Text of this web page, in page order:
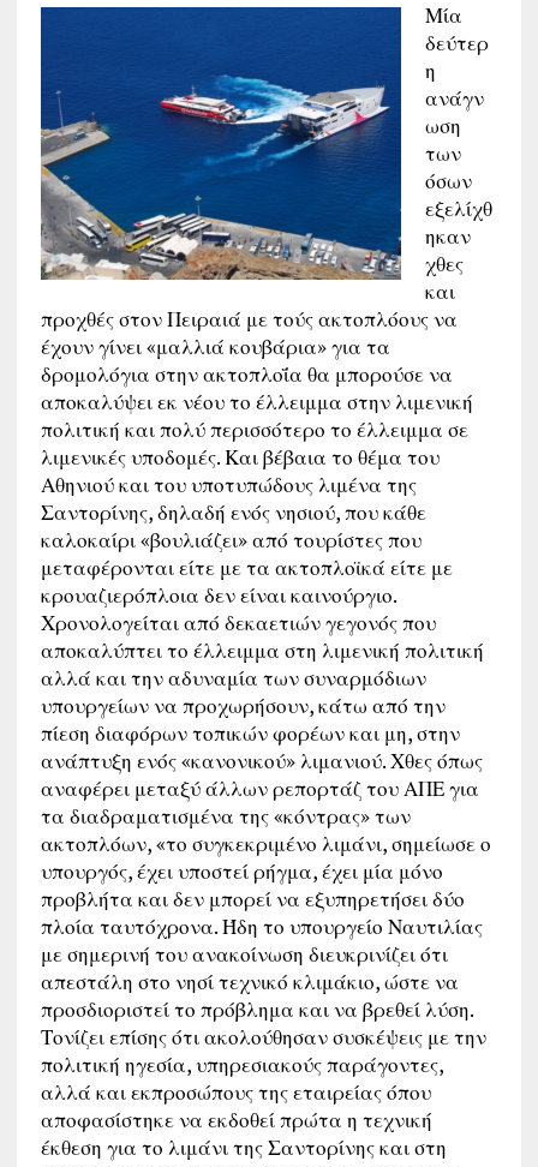
Μία
δεύτερ
η
ανάγν
ωση
των
όσων
εξελίχθ
ηκαν
χθες
και
προχθές στον Πειραιά με τούς ακτοπλόους να
έχουν γίνει «μαλλιά κουβάρια» για τα
δρομολόγια στην ακτοπλοΐα θα μπορούσε να
αποκαλύψει εκ νέου το έλλειμμα στην λιμενική
πολιτική και πολύ περισσότερο το έλλειμμα σε
λιμενικές υποδομές.Και βέβαια το θέμα του
Αθηνιού και του υποτυπώδους λιμένα της
Σαντορίνης, δηλαδή ενός νησιού, που κάθε
καλοκαίρι «βουλιάζει» από τουρίστες που
μεταφέρονται είτε με τα ακτοπλοϊκά είτε με
κρουαζιερόπλοια δεν είναι καινούργιο.
Χρονολογείται από δεκαετιών γεγονός που
αποκαλύπτει το έλλειμμα στη λιμενική πολιτική
αλλά και την αδυναμία των συναρμόδιων
υπουργείων να προχωρήσουν, κάτω από την
πίεση διαφόρων τοπικών φορέων και μη, στην
ανάπτυξη ενός «κανονικού» λιμανιού. Χθες όπως
αναφέρει μεταξύ άλλων ρεπορτάζ του ΑΠΕ για
τα διαδραματισμένα της «κόντρας» των
ακτοπλόων, «το συγκεκριμένο λιμάνι, σημείωσε ο
υπουργός, έχει υποστεί ρήγμα, έχει μία μόνο
προβλήτα και δεν μπορεί να εξυπηρετήσει δύο
πλοία ταυτόχρονα. Ήδη το υπουργείο Ναυτιλίας
με σημερινή του ανακοίνωση διευκρινίζει ότι
απεστάλη στο νησί τεχνικό κλιμάκιο, ώστε να
προσδιοριστεί το πρόβλημα και να βρεθεί λύση.
Τονίζει επίσης ότι ακολούθησαν συσκέψεις με την
πολιτική ηγεσία, υπηρεσιακούς παράγοντες,
αλλά και εκπροσώπους της εταιρείας όπου
αποφασίστηκε να εκδοθεί πρώτα η τεχνική
έκθεση για το λιμάνι της Σαντορίνης και στη